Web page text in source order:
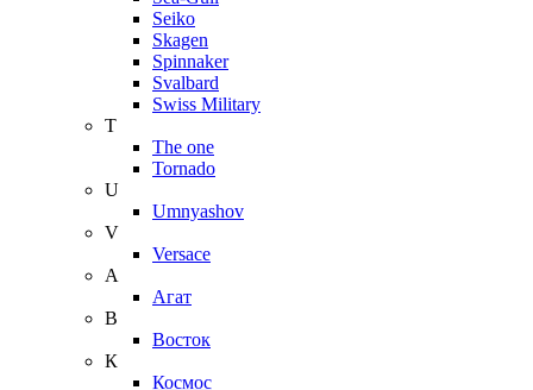
Seiko
Skagen
Spinnaker
Svalbard
Swiss Military
T
The one
Tornado
U
Umnyashov
V
Versace
А
Агат
В
Восток
К
Космос